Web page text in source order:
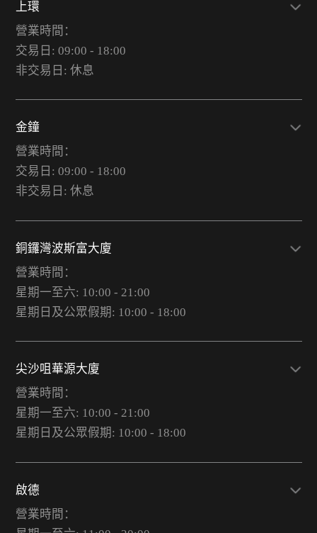
上環
營業時間：
交易日: 09:00 - 18:00
非交易日: 休息
金鐘
營業時間：
交易日: 09:00 - 18:00
非交易日: 休息
銅鑼灣波斯富大廈
營業時間：
星期一至六: 10:00 - 21:00
星期日及公眾假期: 10:00 - 18:00
尖沙咀華源大廈
營業時間：
星期一至六: 10:00 - 21:00
星期日及公眾假期: 10:00 - 18:00
啟德
營業時間：